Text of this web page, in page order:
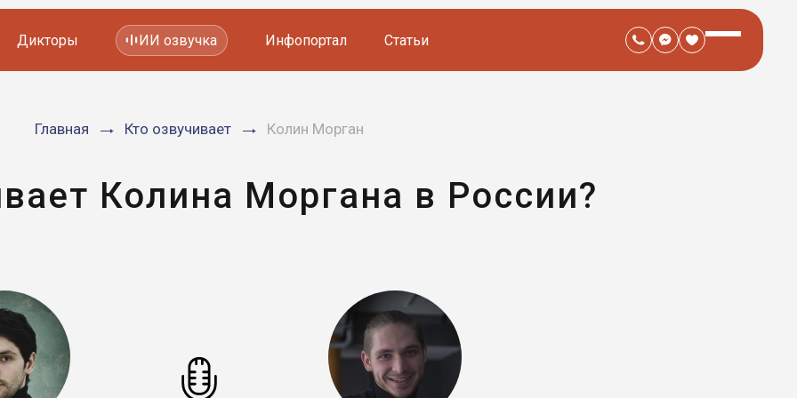
Мультфильмов
Дикторы ИИ озвучка Инфопортал Статьи
Главная Кто озвучивает Колин Морган
Колина Моргана в России?